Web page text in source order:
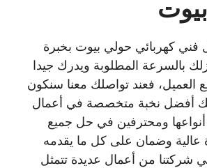
فني كهربائي حولي بيوت بخبرة
بالسرعة المطلوبة ويدرك جيدا
العميل، فعند تواصلك معنا سنكون
أفضل نخبة متخصصة في أعمال
أنواعها ومحترفين في حل جميع
عالية وضمان على كل ما يقدمه
شركتنا من أعمال عديدة تتمثل